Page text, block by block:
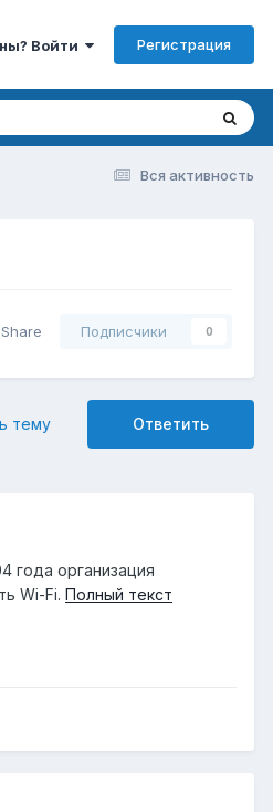
Войти Регистрация
Вся активность
Share Подписчики 0
Ответить
тему
года организация
Wi-Fi. Полный текст